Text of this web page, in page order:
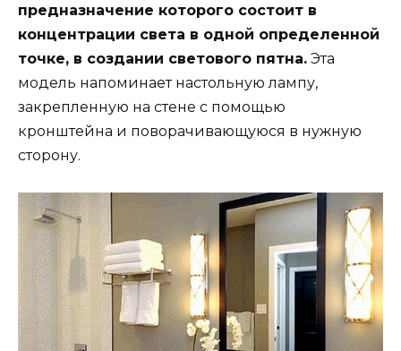
предназначение которого состоит в
концентрации света в одной определенной
точке, в создании светового пятна. Эта
модель напоминает настольную лампу,
закрепленную на стене с помощью
кронштейна и поворачивающуюся в нужную
сторону.